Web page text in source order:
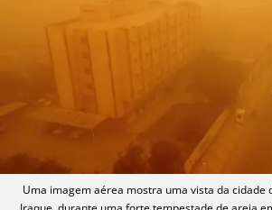
Uma imagem aérea mostra uma vista da cidade